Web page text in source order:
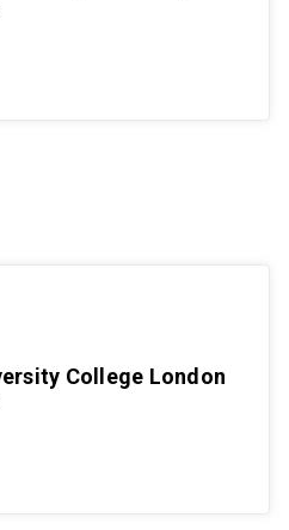
College London